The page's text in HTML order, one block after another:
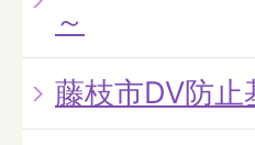
～
藤枝市DV防止